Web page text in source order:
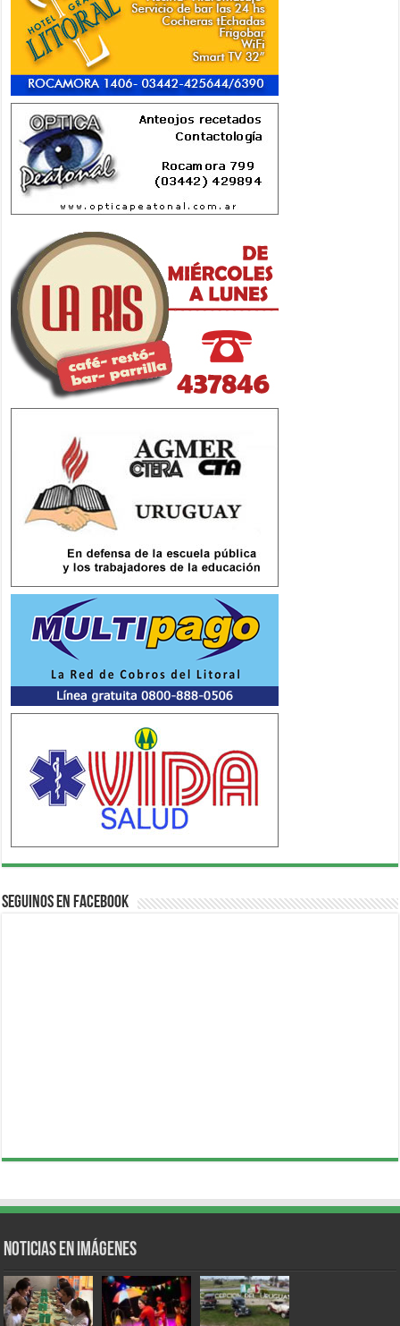
Seguinos en Facebook
Noticias en Imágenes